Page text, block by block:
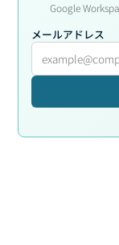
Google
メールアドレス